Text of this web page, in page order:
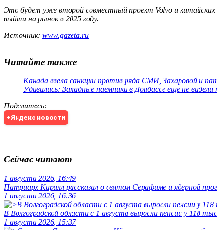
Это будет уже второй совместный проект Volvo и китайских
выйти на рынок в 2025 году.
Источник: www.gazeta.ru
Читайте также
Канада ввела санкции против ряда СМИ, Захаровой и
Удивились: Западные наемники в Донбассе еще не
Поделитесь:
+Яндекс новости
Сейчас читают
1 августа 2026, 16:49
Патриарх Кирилл рассказал о святом Серафиме и ядерной
1 августа 2026, 16:36
В Волгоградской области с 1 августа выросли пенсии у 118
1 августа 2026, 15:37